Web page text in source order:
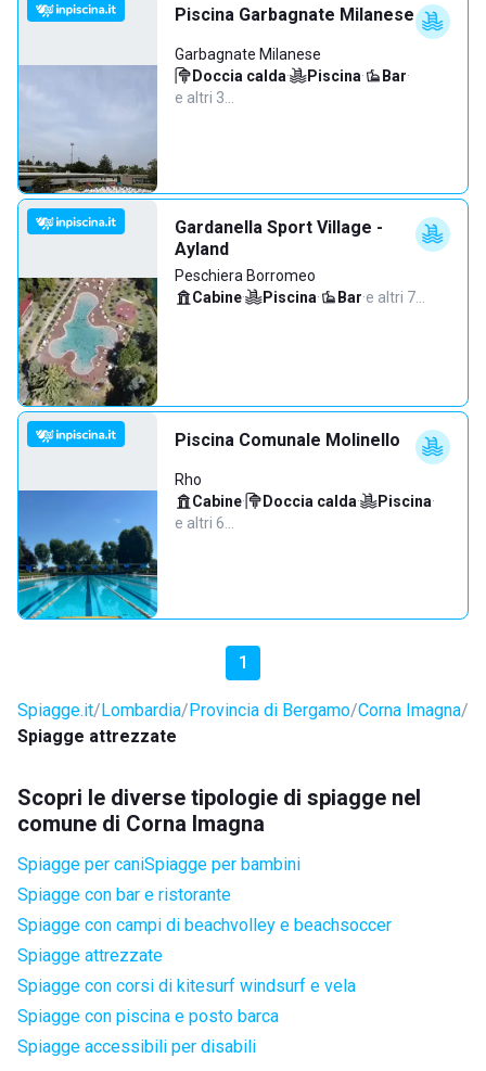
Piscina Garbagnate Milanese
Garbagnate Milanese
Doccia calda· Piscina· Bar·
e altri 3…
Gardanella Sport Village -
Ayland
Peschiera Borromeo
Cabine· Piscina· Bar·e altri 7…
Piscina Comunale Molinello
Rho
Cabine· Doccia calda· Piscina·
e altri 6…
1
Spiagge.it Lombardia Provincia di Bergamo Corna Imagna
Spiagge attrezzate
Scopri le diverse tipologie di spiagge nel
comune di Corna Imagna
Spiagge per caniSpiagge per bambini
Spiagge con bar e ristorante
Spiagge con campi di beachvolley e beachsoccer
Spiagge attrezzate
Spiagge con corsi di kitesurf windsurf e vela
Spiagge con piscina e posto barca
Spiagge accessibili per disabili